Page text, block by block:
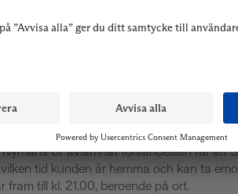
kunders och hemsidebesökares
m
De klockor som inte har
Varor skickas i regel med anlitande av
Ur avlämnat försändelsen får ett
tid kunden är hemma och kan ta
fram till kl. 21.00, beroende på ort.